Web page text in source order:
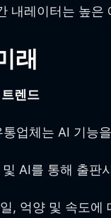
내레이터는 높
래
렌드
업체는 AI 기능
및 AI를 통해 출판
, 억양 및 속도에